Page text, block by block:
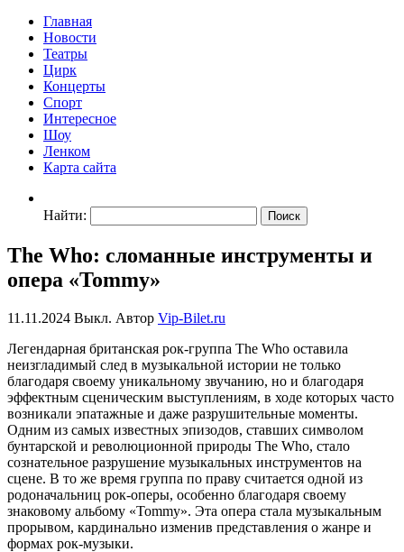
Главная
Новости
Театры
Цирк
Концерты
Спорт
Интересное
Шоу
Ленком
Карта сайта
Найти:
The Who: сломанные инструменты и
опера «Tommy»
11.11.2024 Выкл. Автор Vip-Bilet.ru
Легендарная британская рок-группа The Who оставила
неизгладимый след в музыкальной истории не только
благодаря своему уникальному звучанию, но и благодаря
эффектным сценическим выступлениям, в ходе которых часто
возникали эпатажные и даже разрушительные моменты.
Одним из самых известных эпизодов, ставших символом
бунтарской и революционной природы The Who, стало
сознательное разрушение музыкальных инструментов на
сцене. В то же время группа по праву считается одной из
родоначальниц рок-оперы, особенно благодаря своему
знаковому альбому «Tommy». Эта опера стала музыкальным
прорывом, кардинально изменив представления о жанре и
формах рок-музыки.